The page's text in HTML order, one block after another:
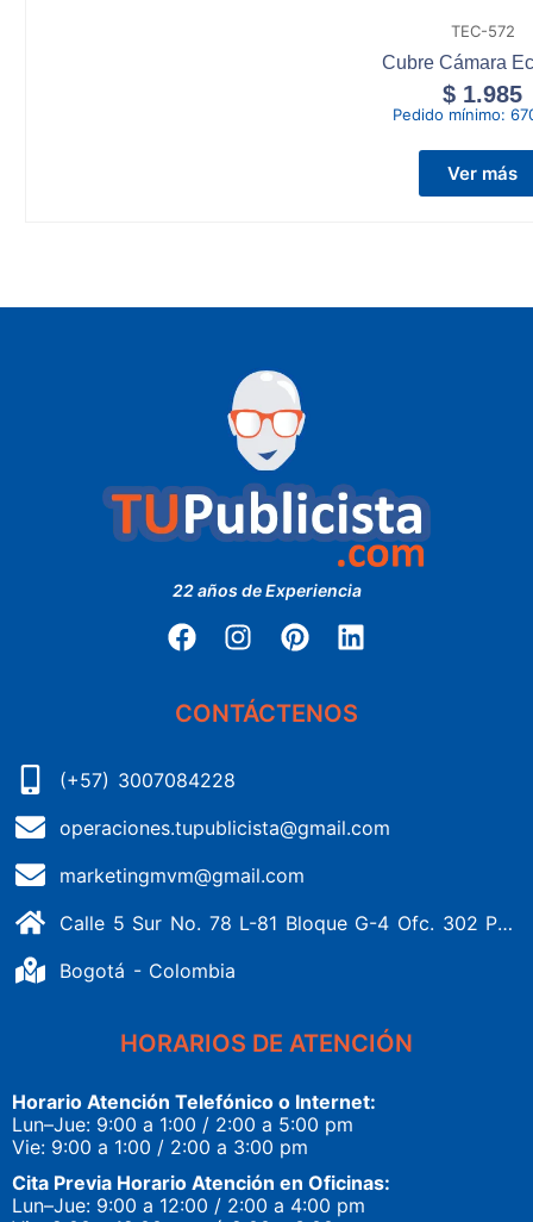
TEC-572
Cubre Cámara
$ 1.985
Pedido mínimo:
Ver más
22 años de Experiencia
CONTÁCTENOS
(+57) 3007084228
operaciones.tupublicista@gmail.com
marketingmvm@gmail.com
Calle 5 Sur No. 78 L-81 Bloque G-4 Ofc. 302 Portería 1 Banderas - Kennedy
Bogotá - Colombia
HORARIOS DE ATENCIÓN
Horario Atención Telefónico o Internet:
Lun–Jue: 9:00 a 1:00 / 2:00 a 5:00 pm
Vie: 9:00 a 1:00 / 2:00 a 3:00 pm
Cita Previa Horario Atención en Oficinas:
Lun–Jue: 9:00 a 12:00 / 2:00 a 4:00 pm